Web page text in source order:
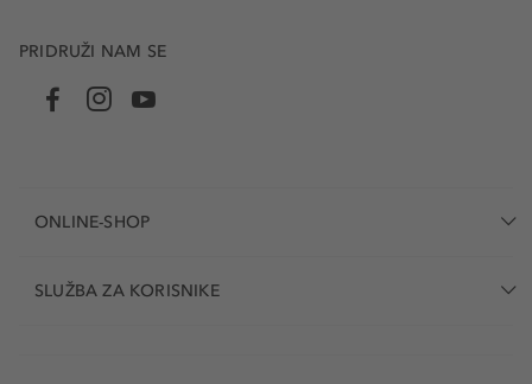
PRIDRUŽI NAM SE
ONLINE-SHOP
SLUŽBA ZA KORISNIKE